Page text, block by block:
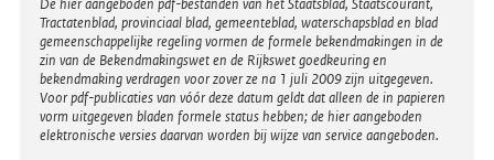
Disclaimer
Tractatenblad, provinciaal blad, gemeenteblad, waterschapsblad en blad
gemeenschappelijke regeling vormen de formele bekendmakingen in de
zin van de Bekendmakingswet en de Rijkswet goedkeuring en
bekendmaking verdragen voor zover ze na 1 juli 2009 zijn uitgegeven.
Voor pdf-publicaties van vóór deze datum geldt dat alleen de in papieren
vorm uitgegeven bladen formele status hebben; de hier aangeboden
elektronische versies daarvan worden bij wijze van service aangeboden.